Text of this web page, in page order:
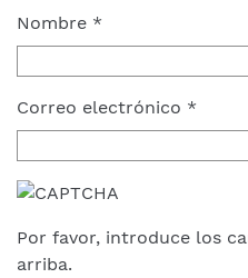
Nombre *
Correo electrónico *
Por favor, introduce los
arriba.